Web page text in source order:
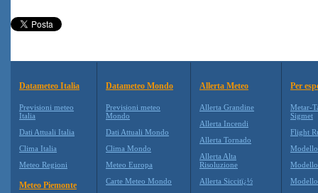
Datameteo Italia
Previsioni meteo
Italia
Dati Attuali Italia
Clima Italia
Meteo Regioni
Meteo Piemonte
Datameteo Mondo
Previsioni meteo
Mondo
Dati Attuali Mondo
Clima Mondo
Meteo Europa
Carte Meteo Mondo
Allerta Meteo
Allerta Grandine
Allerta Incendi
Allerta Tornado
Allerta Alta
Risoluzione
Allerta Siccitï¿½
Per
Metar-
Sigmet
Flight
Modello